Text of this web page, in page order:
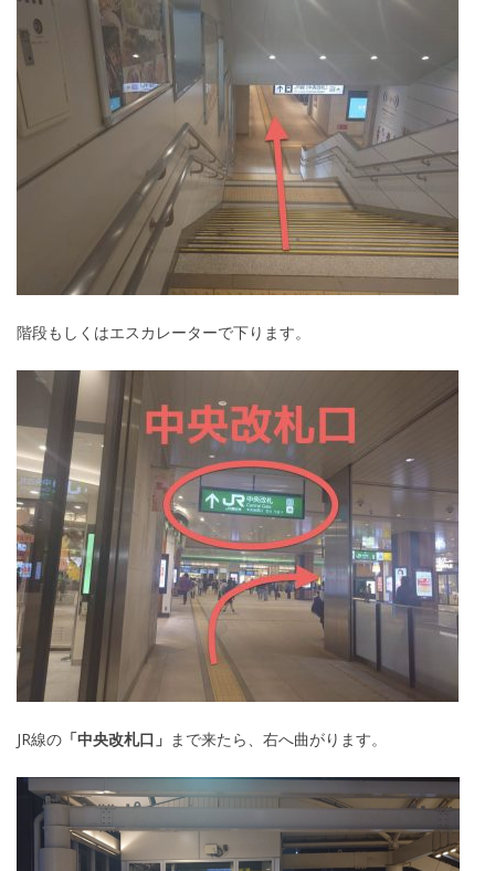
階段もしくはエスカレーターで下ります。
JR線の 「中央改札口」 まで来たら、右へ曲がります。